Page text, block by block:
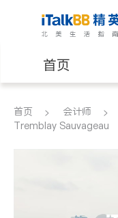
首页
医生
首页 会计师
Tremblay Sauvageau